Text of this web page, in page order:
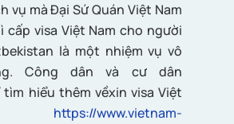
vụ mà Đại Sứ Quán Việt Nam
visa Việt Nam cho người
là một nhiệm vụ vô
Công dân và cư dân
hiểu thêm vềxin visa Việt
https://www.vietnam-